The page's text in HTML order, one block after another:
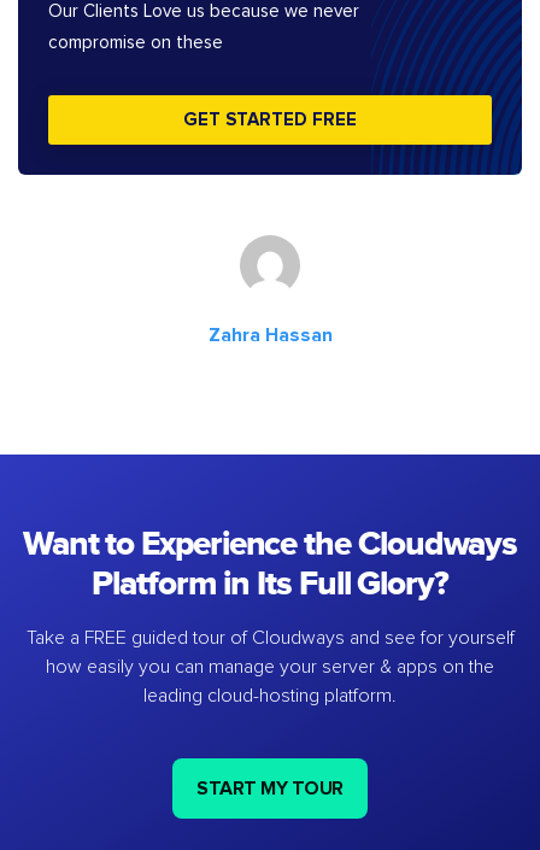
Our Clients Love us because we never
compromise on these
GET STARTED FREE
Zahra Hassan
Want to Experience the Cloudways
Platform in Its Full Glory?
Take a FREE guided tour of Cloudways and see for yourself
how easily you can manage your server & apps on the
leading cloud-hosting platform.
START MY TOUR